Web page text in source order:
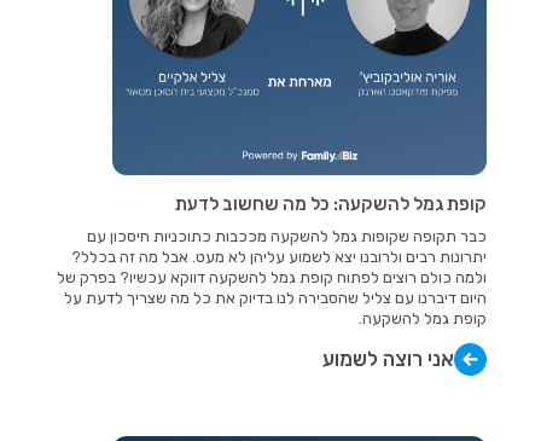
קופת גמל להשקעה: כל מה שחשוב לדעת
כבר תקופה שקופות גמל להשקעה מככבות כתוכניות חיסכון עם
יתרונות רבים ולרובנו יצא לשמוע עליהן לא מעט. אבל מה זה בכלל?
ולמה כולם רוצים לפתוח קופת גמל להשקעה דווקא עכשיו? בפרק של
היום דיברנו עם צליל שהסבירה לנו בדיוק את כל מה שצריך לדעת על
קופת גמל להשקעה.
אני רוצה לשמוע